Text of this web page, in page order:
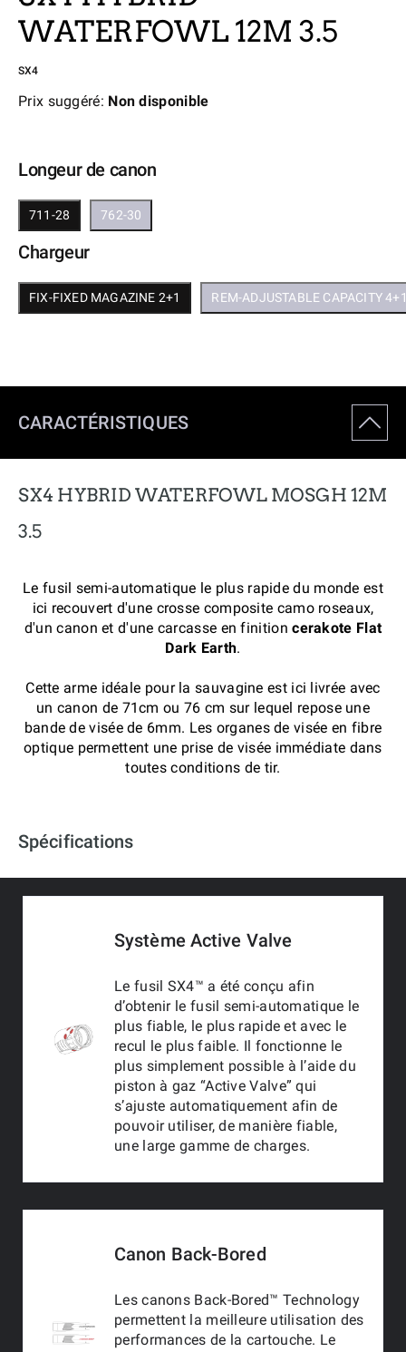
WATERFOWL 12M 3.5
SX4
Prix suggéré: Non disponible
Longeur de canon
711-28 762-30
Chargeur
FIX-FIXED MAGAZINE 2+1 REM-ADJUSTABLE CAPACITY
CARACTÉRISTIQUES
SX4 HYBRID WATERFOWL MOSGH 12M
3.5
Le fusil semi-automatique le plus rapide du monde est
ici recouvert d'une crosse composite camo roseaux,
d'un canon et d'une carcasse en finitioncerakote Flat
Dark Earth.
Cette arme idéale pour la sauvagine est ici livrée avec
un canon de 71cm ou 76 cm sur lequel repose une
bande de visée de 6mm. Les organes de visée en fibre
optique permettent une prise de visée immédiate dans
toutes conditions de tir.
Spécifications
Système Active Valve
Le fusil SX4™ a été conçu afin
d’obtenir le fusil semi-automatique le
plus fiable, le plus rapide et avec le
recul le plus faible. Il fonctionne le
plus simplement possible à l’aide du
piston à gaz “Active Valve” qui
s’ajuste automatiquement afin de
pouvoir utiliser, de manière fiable,
une large gamme de charges.
Canon Back-Bored
Les canons Back-Bored™ Technology
permettent la meilleure utilisation des
performances de la cartouche. Le